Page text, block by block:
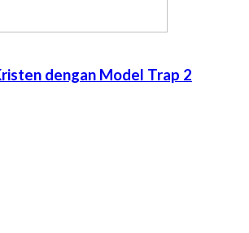
dengan Model Trap 2